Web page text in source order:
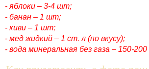
- яблоки – 3-4 шт;
- банан – 1 шт;
- киви – 1 шт;
- мед жидкий – 1 ст. л (по вкусу);
- вода минеральная без газа – 150-200